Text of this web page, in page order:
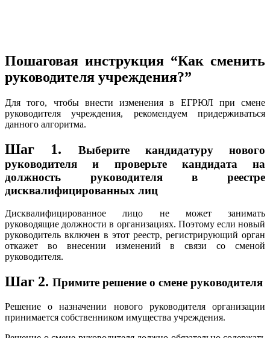
Пошаговая инструкция “Как сменить
руководителя учреждения?”
Для того, чтобы внести изменения в ЕГРЮЛ при смене
руководителя учреждения, рекомендуем придерживаться
данного алгоритма.
Шаг 1.
Выберите кандидатуру нового
руководителя и проверьте кандидата на
должность руководителя в реестре
дисквалифицированных лиц
Дисквалифицированное лицо не может занимать
руководящие должности в организациях. Поэтому если новый
руководитель включен в этот реестр, регистрирующий орган
откажет во внесении изменений в связи со сменой
руководителя.
Шаг 2. Примите решение о смене руководителя
Решение о назначении нового руководителя организации
принимается собственником имущества учреждения.